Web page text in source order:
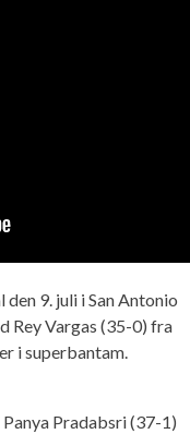
9. juli i San Antonio
Vargas (35-0) fra
i superbantam.
Pradabsri (37-1)